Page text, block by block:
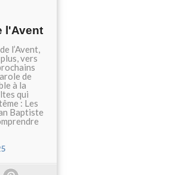
l'Avent
l’Avent,
vers
de
à la
qui
: Les
Baptiste